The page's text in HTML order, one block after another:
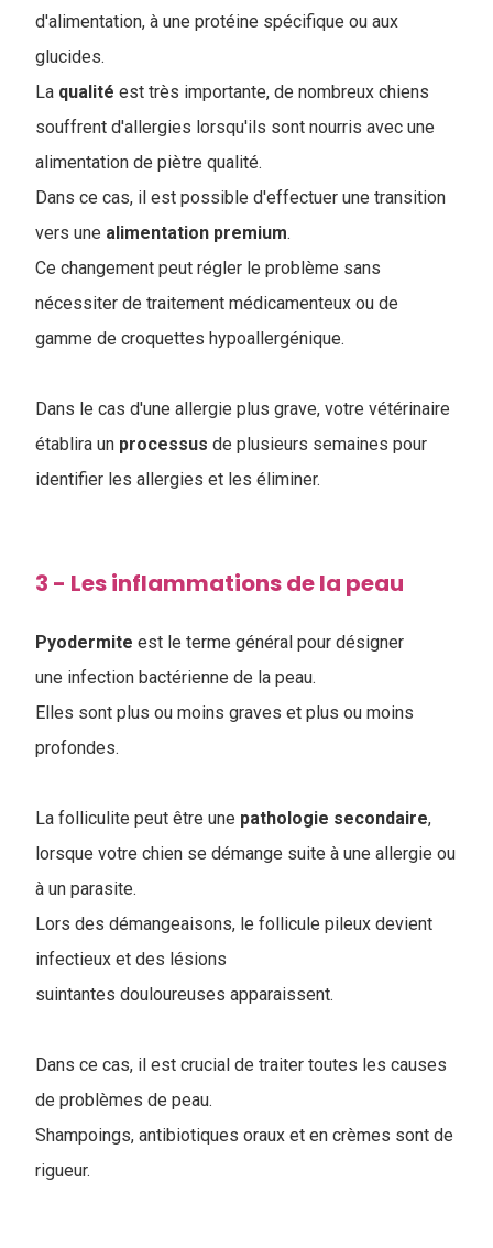
d'alimentation, à une protéine spécifique ou aux
glucides.
La qualité est très importante, de nombreux chiens
souffrent d'allergies lorsqu'ils sont nourris avec une
alimentation de piètre qualité.
Dans ce cas, il est possible d'effectuer une transition
vers une alimentation premium.
Ce changement peut régler le problème sans
nécessiter de traitement médicamenteux ou de
gamme de croquettes hypoallergénique.
Dans le cas d'une allergie plus grave, votre vétérinaire
établira un processus de plusieurs semaines pour
identifier les allergies et les éliminer.
3 - Les inflammations de la peau
Pyodermite est le terme général pour désigner
une infection bactérienne de la peau.
Elles sont plus ou moins graves et plus ou moins
profondes.
La folliculite peut être une pathologie secondaire,
lorsque votre chien se démange suite à une allergie ou
à un parasite.
Lors des démangeaisons, le follicule pileux devient
infectieux et des lésions
suintantes douloureuses apparaissent.
Dans ce cas, il est crucial de traiter toutes les causes
de problèmes de peau.
Shampoings, antibiotiques oraux et en crèmes sont de
rigueur.